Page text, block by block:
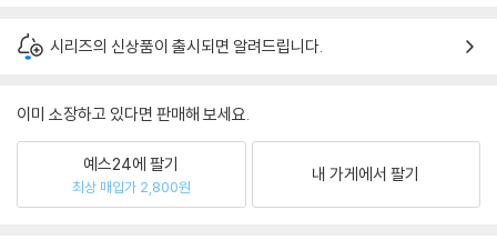
시리즈의 신상품이 출시되면 알려드립니다.
이미 소장하고 있다면 판매해 보세요.
예스24에 팔기
최상 매입가 2,800원
내 가게에서 팔기